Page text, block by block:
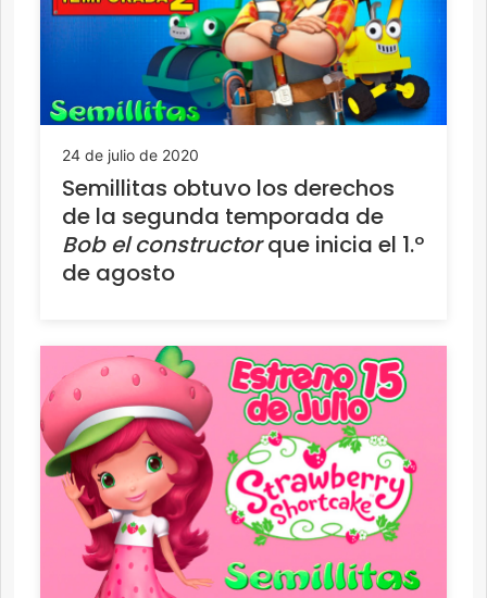
24 de julio de 2020
Semillitas obtuvo los derechos
de la segunda temporada de
Bob el constructorque inicia el 1.º
de agosto